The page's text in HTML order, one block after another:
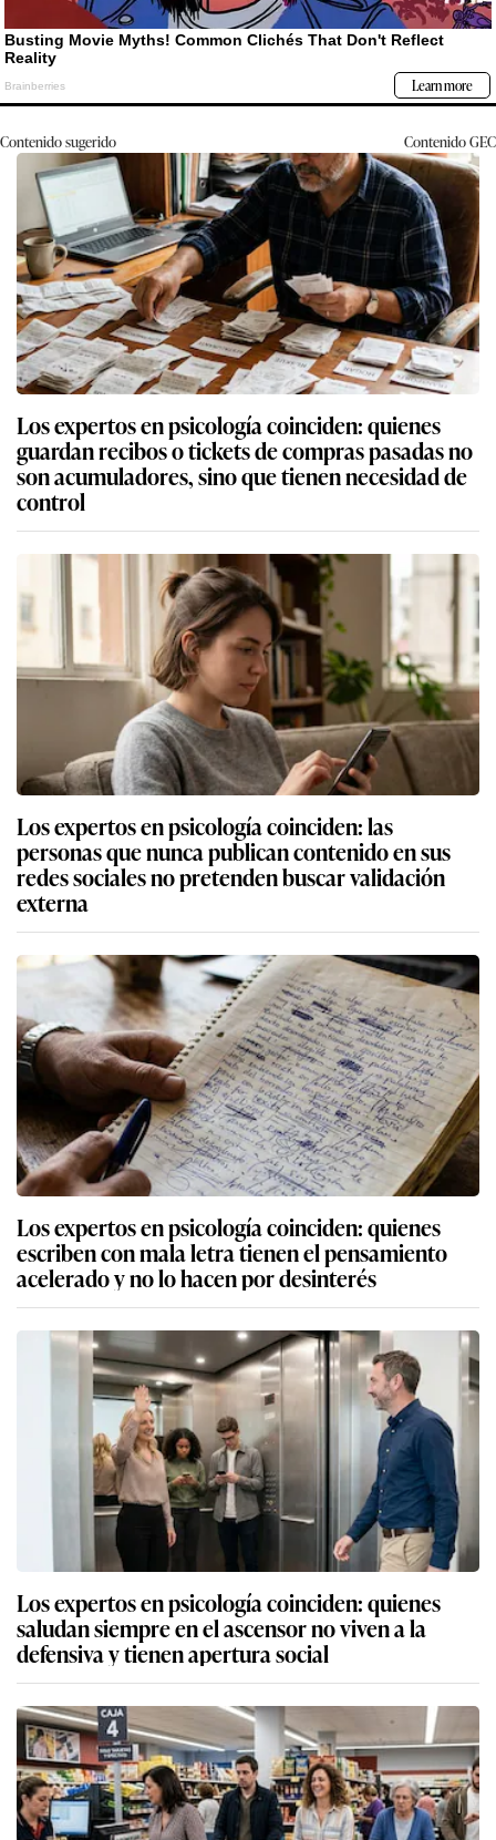
Contenido sugerido ContenidoGEC
Los expertos en psicología coinciden: quienes
guardan recibos o tickets de compras pasadas no
son acumuladores, sino que tienen necesidad de
control
Los expertos en psicología coinciden: las
personas que nunca publican contenido en sus
redes sociales no pretenden buscar validación
externa
Los expertos en psicología coinciden: quienes
escriben con mala letra tienen el pensamiento
acelerado y no lo hacen por desinterés
Los expertos en psicología coinciden: quienes
saludan siempre en el ascensor no viven a la
defensiva y tienen apertura social